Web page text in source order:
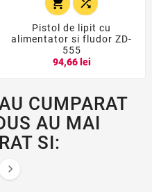
 
Pistol de lipit cu
alimentator si fludor ZD-
555
94,66 lei
CUMPARAT
AU MAI
SI:
